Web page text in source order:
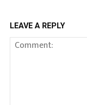
LEAVE A REPLY